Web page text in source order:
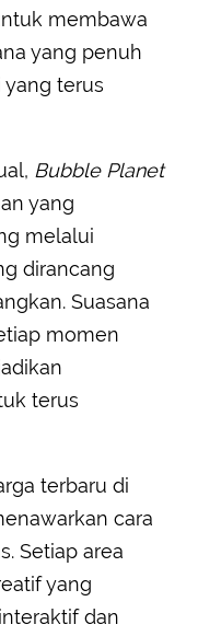
membawa
yang penuh
yang terus
Bubble Planet
yang
melalui
dirancang
Suasana
momen
terus
terbaru di
cara
Setiap area
yang
dan